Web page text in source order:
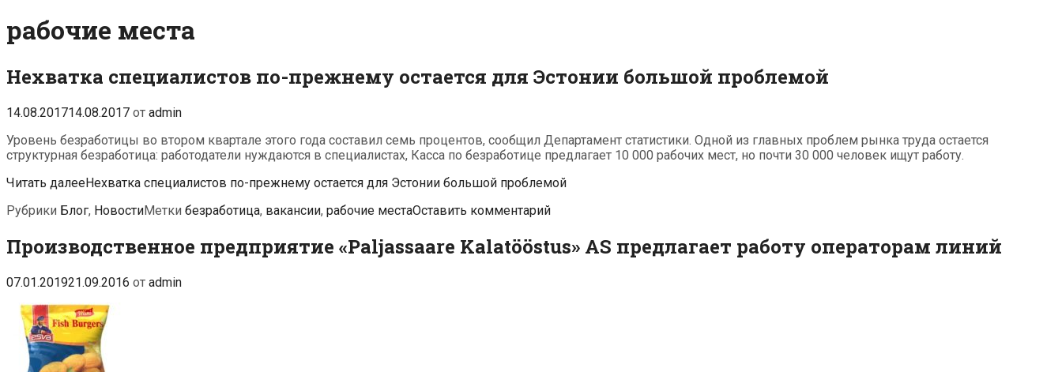
рабочие места
Нехватка специалистов по-прежнему остается для Эстонии большой проблемой
14.08.201714.08.2017 от admin
Уровень безработицы во втором квартале этого года составил семь процентов, сообщил Департамент статистики. Одной из главных проблем рынка труда остается
структурная безработица: работодатели нуждаются в специалистах, Касса по безработице предлагает 10 000 рабочих мест, но почти 30 000 человек ищут работу.
Читать далееНехватка специалистов по-прежнему остается для Эстонии большой проблемой
Рубрики Блог, НовостиМетки безработица, вакансии, рабочие местаОставить комментарий
Производственное предприятие «Paljassaare Kalatööstus» AS предлагает работу операторам линий
07.01.201921.09.2016 от admin